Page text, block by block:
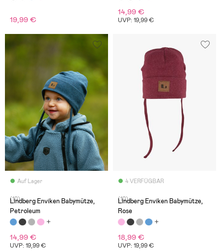
19,99 €
14,99 €
UVP: 19,99 €
Auf Lager
(10)
Lindberg Enviken Babymütze,
Petroleum
14,99 €
UVP: 19,99 €
4 VERFÜGBAR
(10)
Lindberg Enviken Babymütze,
Rose
18,99 €
UVP: 19,99 €